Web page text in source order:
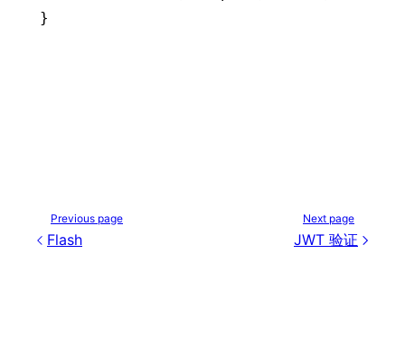
}
Previous page
Flash
Next page
JWT 验证